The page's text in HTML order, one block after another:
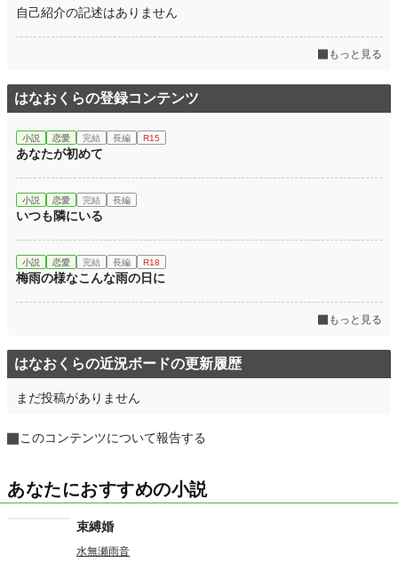
累計ポイント 102,197 pt (30,076 位)
自己紹介の記述はありません
もっと見る
はなおくらの登録コンテンツ
小説 恋愛 完結 長編 R15
あなたが初めて
小説 恋愛 完結 長編
いつも隣にいる
小説 恋愛 完結 長編 R18
梅雨の様なこんな雨の日に
もっと見る
はなおくらの近況ボードの更新履歴
まだ投稿がありません
このコンテンツについて報告する
あなたにおすすめの小説
束縛婚
水無瀬雨音